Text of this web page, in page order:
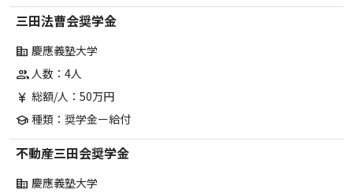
三田法曹会奨学金
corporate_fare 慶應義塾大学
group 人数：4人
currency_yen 総額/人：50万円
school 種類：奨学金ー給付
不動産三田会奨学金
corporate_fare 慶應義塾大学